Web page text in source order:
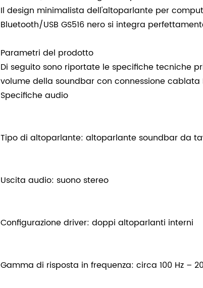
Il design minimalista dell'altoparlante per
Bluetooth/USB GS516 nero si integra
Parametri del prodotto
Di seguito sono riportate le specifiche tecniche
volume della soundbar con connessione cablata
Specifiche audio
Tipo di altoparlante: altoparlante soundbar da
Uscita audio: suono stereo
Configurazione driver: doppi altoparlanti interni
Gamma di risposta in frequenza: circa 100 Hz –